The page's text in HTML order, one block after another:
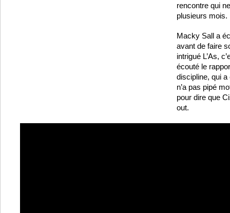
rencontre qui
plusieurs mois.
Macky Sall a
avant de faire
intrigué L’As,
écouté le
discipline, qui
n’a pas pipé
pour dire que
out.